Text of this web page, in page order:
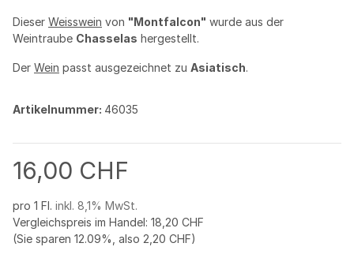
Dieser Weisswein von "Montfalcon" wurde aus der
Weintraube Chasselas hergestellt.
Der Wein passt ausgezeichnet zu Asiatisch.
Artikelnummer: 46035
16,00 CHF
pro 1 Fl. inkl. 8,1% MwSt.
Vergleichspreis im Handel: 18,20 CHF
(Sie sparen 12.09% , also 2,20 CHF)